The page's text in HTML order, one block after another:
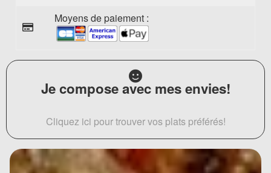
Moyens de paiement :
Je compose avec mes envies!
Cliquez ici pour trouver vos plats préférés!